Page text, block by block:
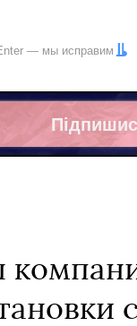
— мы исправим
Facebook